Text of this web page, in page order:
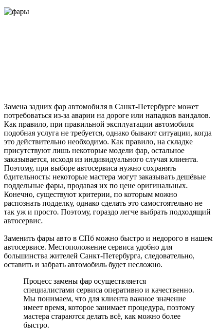
Замена задних фар автомобиля в Санкт-Петербурге может
потребоваться из-за аварии на дороге или нападков вандалов.
Как правило, при правильной эксплуатации автомобиля
подобная услуга не требуется, однако бывают ситуации, когда
это действительно необходимо. Как правило, на складке
присутствуют лишь некоторые модели фар, остальное
заказывается, исходя из индивидуального случая клиента.
Поэтому, при выборе автосервиса нужно сохранять
бдительность: некоторые мастера могут заказывать дешёвые
поддельные фары, продавая их по цене оригинальных.
Конечно, существуют критерии, по которым можно
распознать подделку, однако сделать это самостоятельно не
так уж и просто. Поэтому, гораздо легче выбрать подходящий
автосервис.
Заменить фары авто в СПб можно быстро и недорого в нашем
автосервисе. Местоположение сервиса удобно для
большинства жителей Санкт-Петербурга, следовательно,
оставить и забрать автомобиль будет несложно.
Процесс замены фар осуществляется
специалистами сервиса оперативно и качественно.
Мы понимаем, что для клиента важное значение
имеет время, которое занимает процедура, поэтому
мастера стараются делать всё, как можно более
быстро.